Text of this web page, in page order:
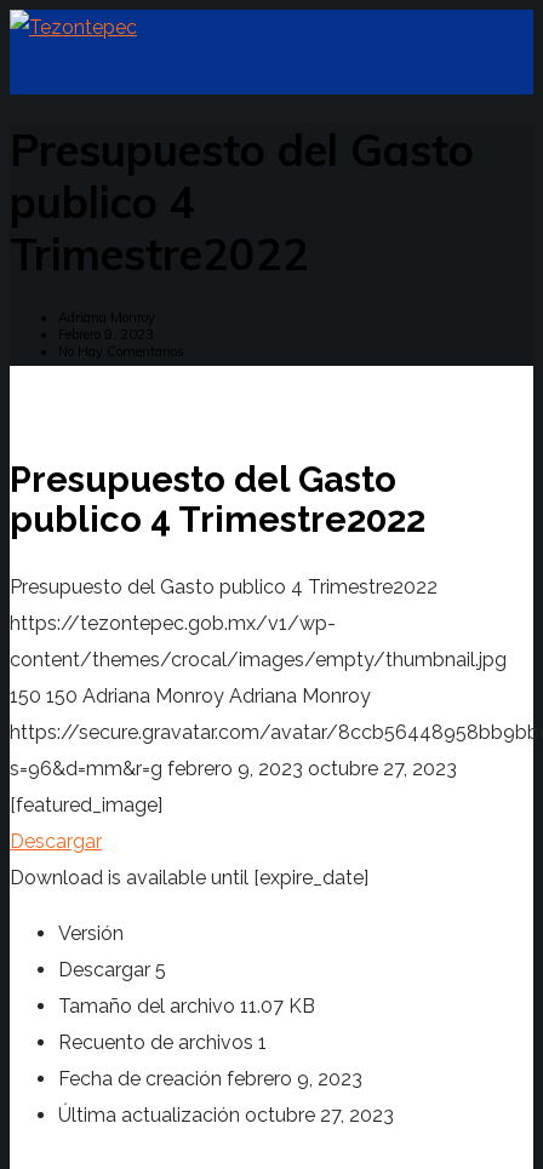
Presupuesto del Gasto
publico 4
Trimestre2022
Adriana Monroy
Febrero 9, 2023
No Hay Comentarios
Presupuesto del Gasto
publico 4 Trimestre2022
Presupuesto del Gasto publico 4 Trimestre2022
https://tezontepec.gob.mx/v1/wp-
content/themes/crocal/images/empty/thumbnail.jpg
150 150 Adriana Monroy Adriana Monroy
https://secure.gravatar.com/avatar/
s=96&d=mm&r=g febrero 9, 2023 octubre 27, 2023
[featured_image]
Descargar
Download is available until [expire_date]
Versión
Descargar 5
Tamaño del archivo 11.07 KB
Recuento de archivos 1
Fecha de creación febrero 9, 2023
Última actualización octubre 27, 2023